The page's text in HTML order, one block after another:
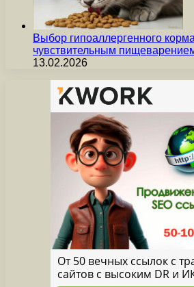
Выбор гипоаллергенного
чувствительным
13.02.2026